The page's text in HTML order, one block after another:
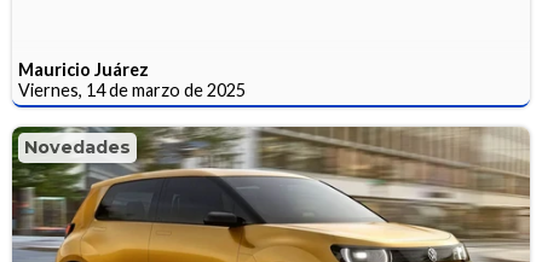
Mauricio Juárez
Viernes, 14 de marzo de 2025
Novedades